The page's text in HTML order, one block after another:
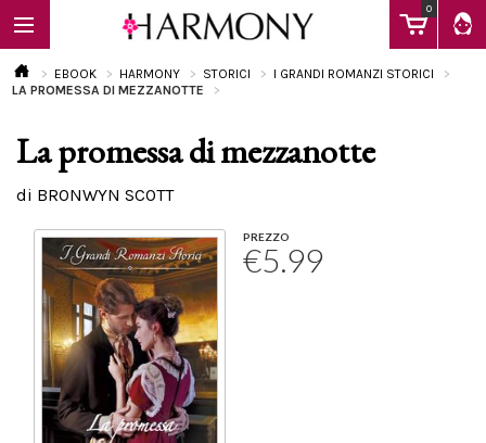
0
EBOOK
Calendario
EBOOK HARMONY STORICI
I GRANDI ROMANZI STORICI
LA PROMESSA DI MEZZANOTTE
La promessa di mezzanotte
di BRONWYN SCOTT
PREZZO
€5.99